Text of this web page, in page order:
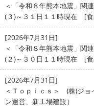
＜「令和８年熊本地震」関
(３)～３１日１１時現在 [
[2026年7月31日]
＜「令和８年熊本地震」関
(２)～３０日１１時現在 [
[2026年7月31日]
＜Ｔｏｐｉｃｓ＞ (株)ジョ
ン運営、新工場建設）